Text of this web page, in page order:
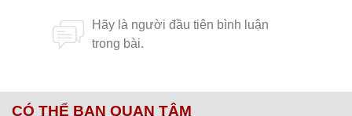
CÓ THỂ BẠN QUAN TÂM